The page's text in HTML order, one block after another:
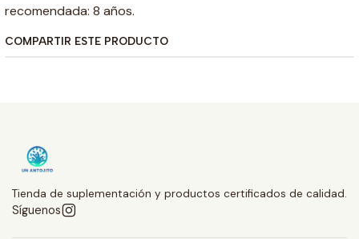
recomendada: 8 años.
COMPARTIR ESTE PRODUCTO
Tienda de suplementación y productos certificados de calidad.
Síguenos